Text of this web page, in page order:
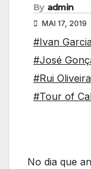
By admin
MAI 17, 2019
#Ivan
#José
#Rui Oliveira
#Tour of
No dia que